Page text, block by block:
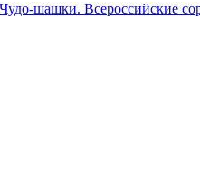
шашки. Всероссийские